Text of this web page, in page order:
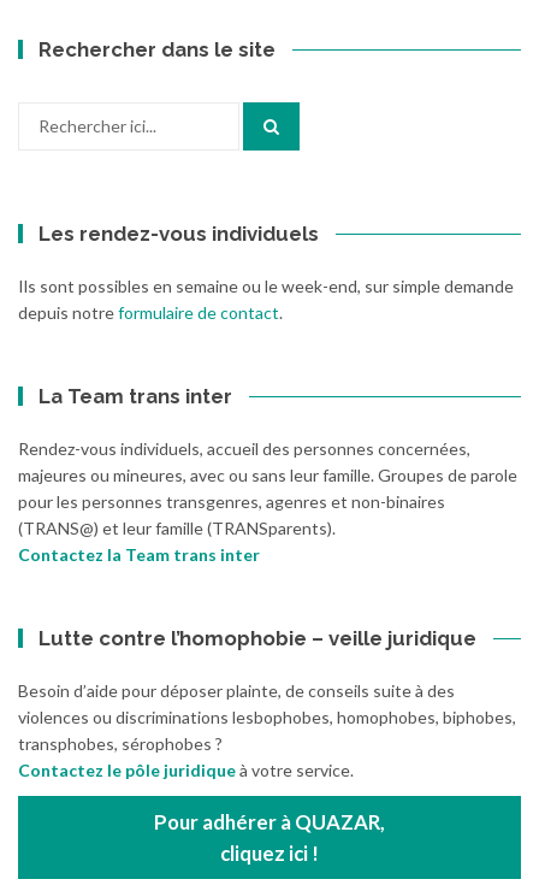
Rechercher dans le site
Les rendez-vous individuels
Ils sont possibles en semaine ou le week-end, sur simple demande
depuis notreformulaire de contact.
La Team trans inter
Rendez-vous individuels, accueil des personnes concernées,
majeures ou mineures, avec ou sans leur famille. Groupes de parole
pour les personnes transgenres, agenres et non-binaires
(TRANS@) et leur famille (TRANSparents).
Contactez la Team trans inter
Lutte contre l’homophobie – veille juridique
Besoin d’aide pour déposer plainte, de conseils suite à des
violences ou discriminations lesbophobes, homophobes, biphobes,
transphobes, sérophobes ?
Contactez le pôle juridiqueà votre service.
Pour adhérer à QUAZAR,
cliquez ici !